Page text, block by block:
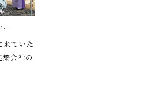
...
来ていた
会社の